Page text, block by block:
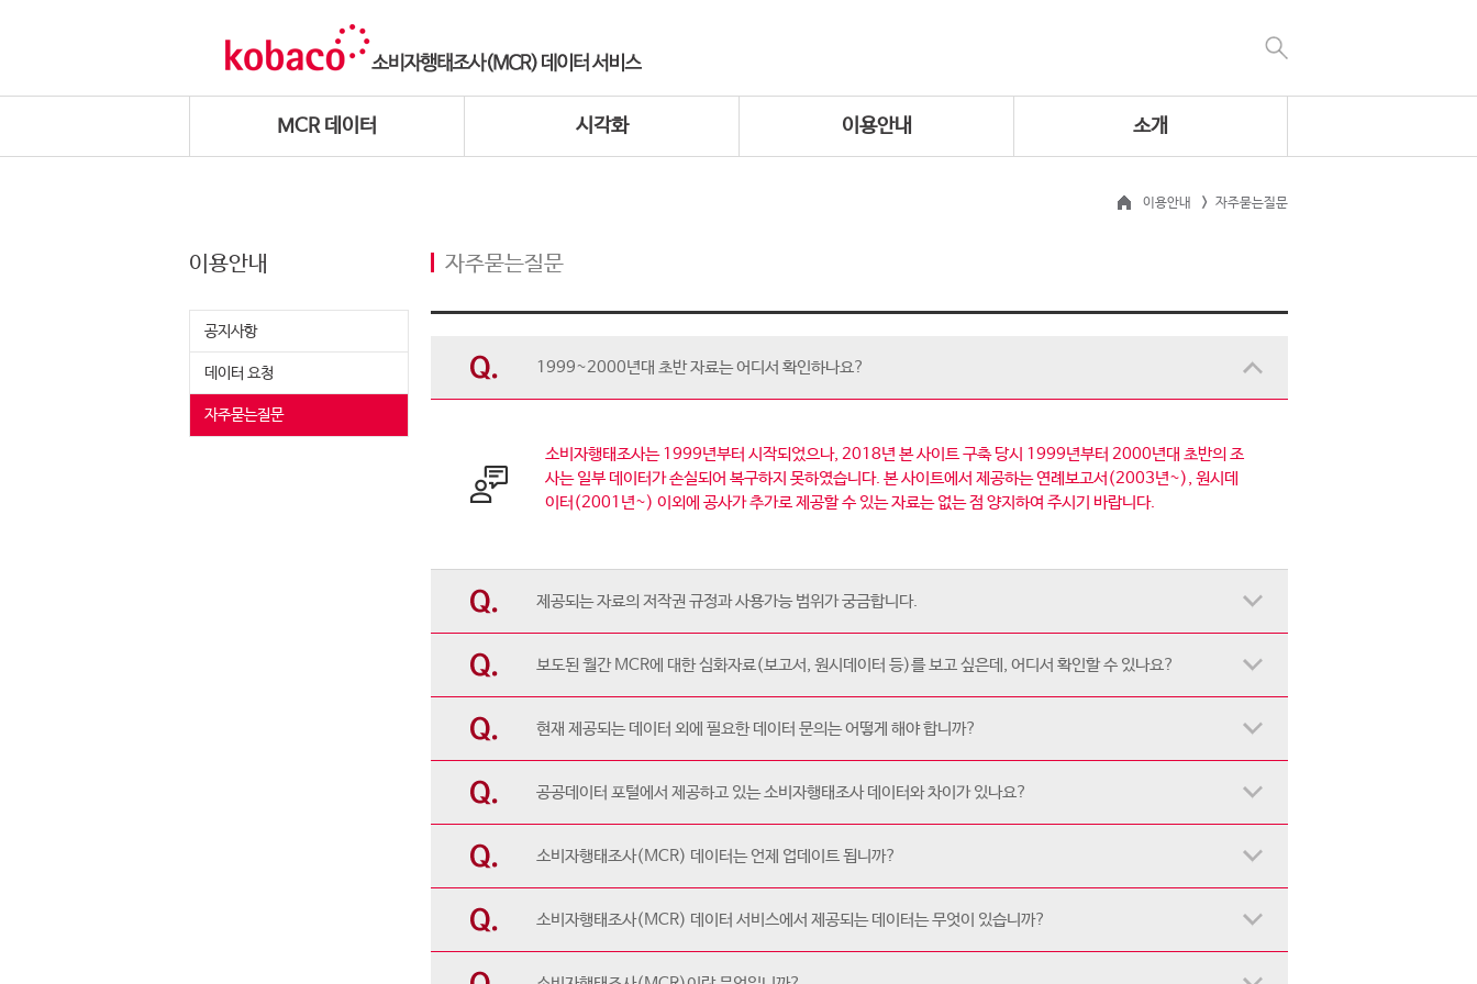
MCR 데이터 시각화 이용안내 소개
이용안내 자주묻는질문
이용안내
공지사항
데이터 요청
자주묻는질문
자주묻는질문
1999~2000년대 초반 자료는 어디서 확인하나요?
소비자행태조사는 1999년부터 시작되었으나, 2018년 본 사이트 구축 당시 1999년부터 2000년대 초반의 조
사는 일부 데이터가 손실되어 복구하지 못하였습니다. 본 사이트에서 제공하는 연례보고서(2003년~), 원시데
이터(2001년~) 이외에 공사가 추가로 제공할 수 있는 자료는 없는 점 양지하여 주시기 바랍니다.
제공되는 자료의 저작권 규정과 사용가능 범위가 궁금합니다.
보도된 월간 MCR에 대한 심화자료(보고서, 원시데이터 등)를 보고 싶은데, 어디서 확인할 수 있나요?
현재 제공되는 데이터 외에 필요한 데이터 문의는 어떻게 해야 합니까?
공공데이터 포털에서 제공하고 있는 소비자행태조사 데이터와 차이가 있나요?
소비자행태조사(MCR) 데이터는 언제 업데이트 됩니까?
소비자행태조사(MCR) 데이터 서비스에서 제공되는 데이터는 무엇이 있습니까?